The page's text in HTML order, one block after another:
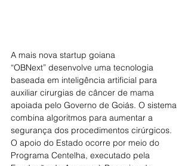
A mais nova startup goiana
“OBNext” desenvolve uma tecnologia
baseada em inteligência artificial para
auxiliar cirurgias de câncer de mama
apoiada pelo Governo de Goiás. O sistema
combina algoritmos para aumentar a
segurança dos procedimentos cirúrgicos.
O apoio do Estado ocorre por meio do
Programa Centelha, executado pela